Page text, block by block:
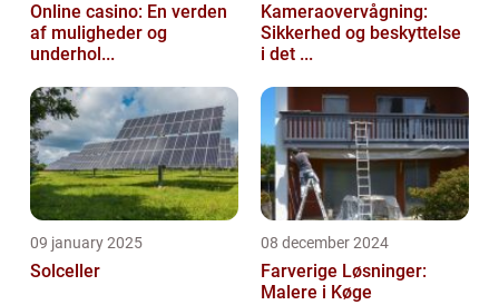
Online casino: En verden
af muligheder og
underhol...
Kameraovervågning:
Sikkerhed og beskyttelse
i det ...
09 january 2025
Solceller
08 december 2024
Farverige Løsninger:
Malere i Køge